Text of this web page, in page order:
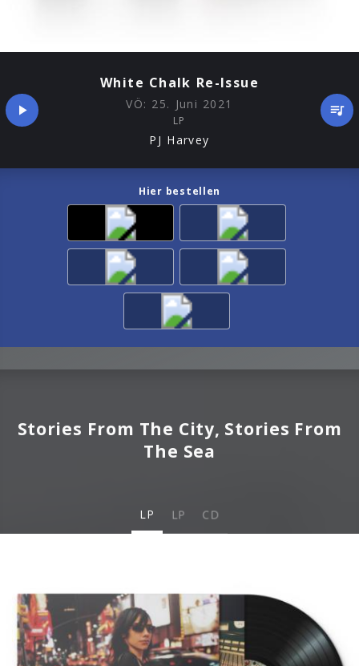
White Chalk Re-Issue
VÖ: 25. Juni 2021
LP
PJ Harvey
Hier bestellen
Stories From The City, Stories From
The Sea
LP LP CD